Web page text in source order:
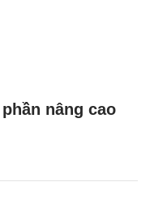
nâng cao